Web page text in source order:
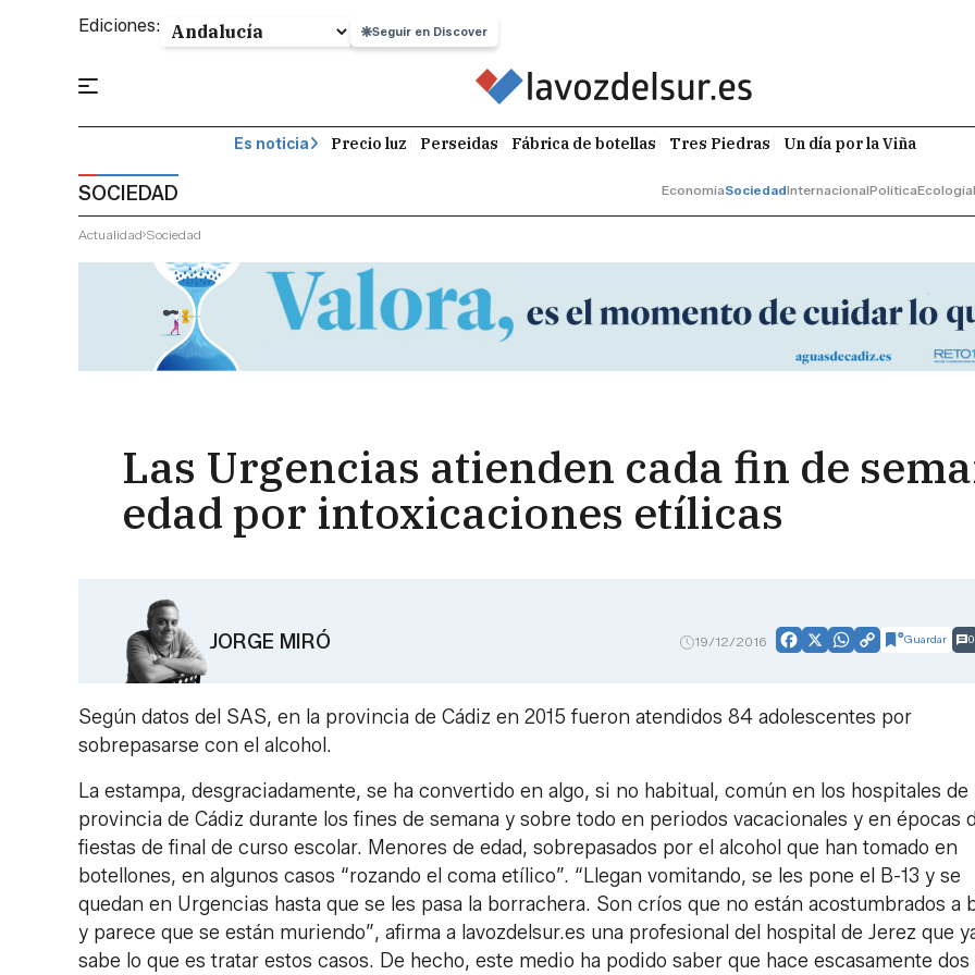
Ediciones: Seguir en Discover
Es noticia Precio luz Perseidas Fábrica de botellas Tres Piedras Un día por la Viña
SOCIEDAD EconomíaSociedadInternacionalPolíticaEcología
Actualidad Sociedad
Las Urgencias atienden cada fin de
edad por intoxicaciones etílicas
JORGE MIRÓ 19/12/2016 Facebook
X WhatsApp
CopyGuardar 0
Según datos del SAS, en la provincia de Cádiz en 2015 fueron atendidos 84 adolescentes por
sobrepasarse con el alcohol.
La estampa, desgraciadamente, se ha convertido en algo, si no habitual, común en los hospitales de
provincia de Cádiz durante los fines de semana y sobre todo en periodos vacacionales y en épocas
fiestas de final de curso escolar. Menores de edad, sobrepasados por el alcohol que han tomado en
botellones, en algunos casos “rozando el coma etílico”. “Llegan vomitando, se les pone el B-13 y se
quedan en Urgencias hasta que se les pasa la borrachera. Son críos que no están acostumbrados a
y parece que se están muriendo”, afirma a lavozdelsur.es una profesional del hospital de Jerez que
sabe lo que es tratar estos casos. De hecho, este medio ha podido saber que hace escasamente dos